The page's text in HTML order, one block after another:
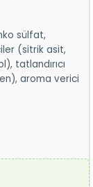
sülfat,
(sitrik asit,
tatlandırıcı
aroma verici